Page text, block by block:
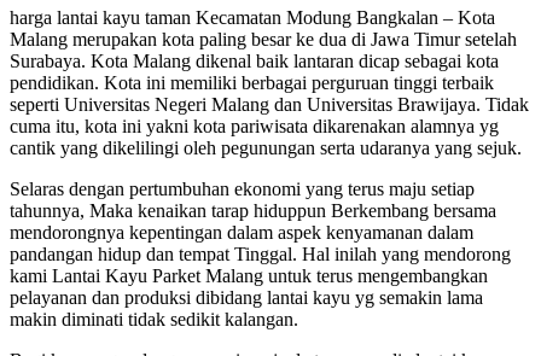
harga lantai kayu taman Kecamatan Modung Bangkalan – Kota
Malang merupakan kota paling besar ke dua di Jawa Timur setelah
Surabaya. Kota Malang dikenal baik lantaran dicap sebagai kota
pendidikan. Kota ini memiliki berbagai perguruan tinggi terbaik
seperti Universitas Negeri Malang dan Universitas Brawijaya. Tidak
cuma itu, kota ini yakni kota pariwisata dikarenakan alamnya yg
cantik yang dikelilingi oleh pegunungan serta udaranya yang sejuk.
Selaras dengan pertumbuhan ekonomi yang terus maju setiap
tahunnya, Maka kenaikan tarap hiduppun Berkembang bersama
mendorongnya kepentingan dalam aspek kenyamanan dalam
pandangan hidup dan tempat Tinggal. Hal inilah yang mendorong
kami Lantai Kayu Parket Malang untuk terus mengembangkan
pelayanan dan produksi dibidang lantai kayu yg semakin lama
makin diminati tidak sedikit kalangan.